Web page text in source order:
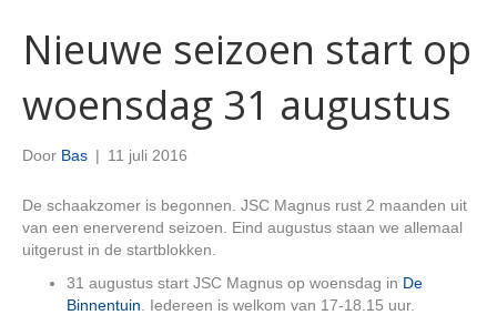
Nieuwe seizoen start op
woensdag 31 augustus
Door Bas | 11 juli 2016
De schaakzomer is begonnen. JSC Magnus rust 2 maanden uit
van een enerverend seizoen. Eind augustus staan we allemaal
uitgerust in de startblokken.
31 augustus start JSC Magnus op woensdag in De
Binnentuin . Iedereen is welkom van 17-18.15 uur.